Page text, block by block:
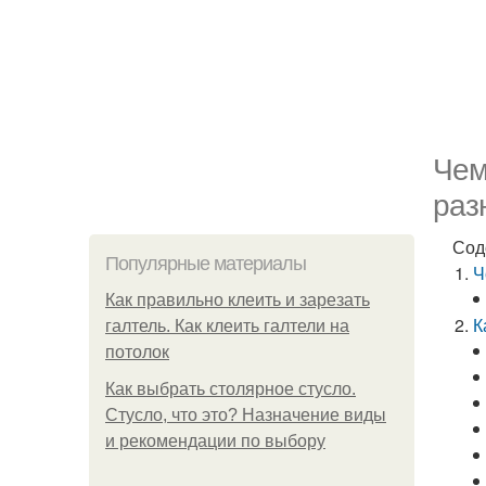
Популярные материалы
Как правильно клеить и зарезать
галтель. Как клеить галтели на
потолок
Как выбрать столярное стусло.
Стусло, что это? Назначение виды
и рекомендации по выбору